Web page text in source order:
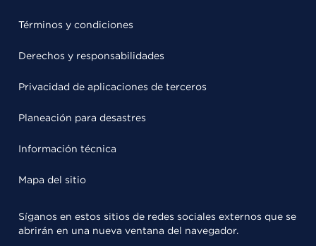
Términos y condiciones
Derechos y responsabilidades
Privacidad de aplicaciones de terceros
Planeación para desastres
Información técnica
Mapa del sitio
Síganos en estos sitios de redes sociales externos que se
abrirán en una nueva ventana del navegador.